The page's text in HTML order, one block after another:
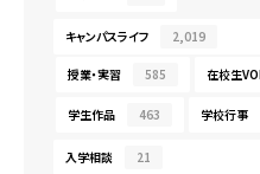
キャンパスライフ 2,019
授業・実習 585 在校生
学生作品 463 学校行事
入学相談 21